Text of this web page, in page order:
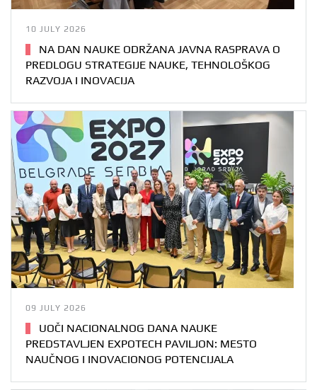
10 JULY 2026
NA DAN NAUKE ODRŽANA JAVNA RASPRAVA O
PREDLOGU STRATEGIJE NAUKE, TEHNOLOŠKOG
RAZVOJA I INOVACIJA
09 JULY 2026
UOČI NACIONALNOG DANA NAUKE
PREDSTAVLJEN EXPOTECH PAVILJON: MESTO
NAUČNOG I INOVACIONOG POTENCIJALA